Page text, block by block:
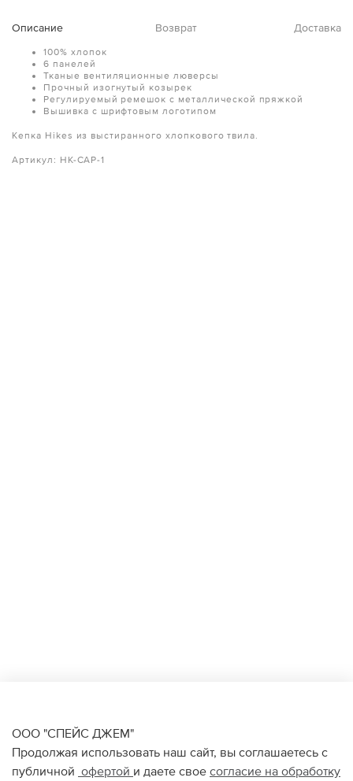
Описание Возврат Доставка
100% хлопок
6 панелей
Тканые вентиляционные люверсы
Прочный изогнутый козырек
Регулируемый ремешок с металлической пряжкой
Вышивка с шрифтовым логотипом
Кепка Hikes из выстиранного хлопкового твила.
Артикул: HK-CAP-1
ООО "СПЕЙС ДЖЕМ"
Продолжая использовать наш сайт, вы соглашаетесь с
публичной офертой и даете свое согласие на обработку